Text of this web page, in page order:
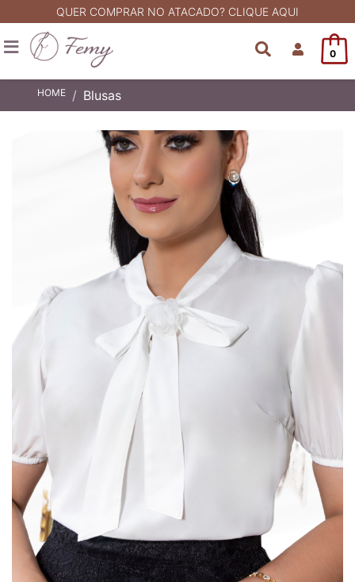
QUER COMPRAR NO ATACADO? CLIQUE AQUI
0
HOME Blusas